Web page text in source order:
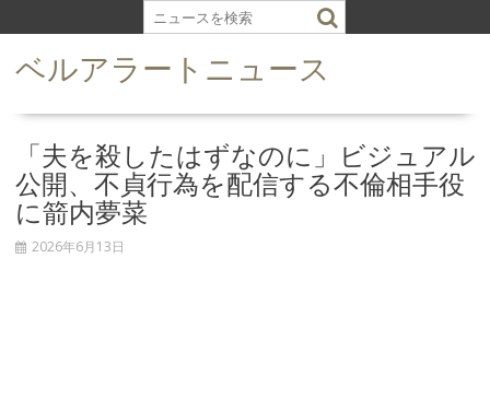
k
ベルアラートニュース
「夫を殺したはずなのに」ビジュアル
公開、不貞行為を配信する不倫相手役
に箭内夢菜
2026年6月13日